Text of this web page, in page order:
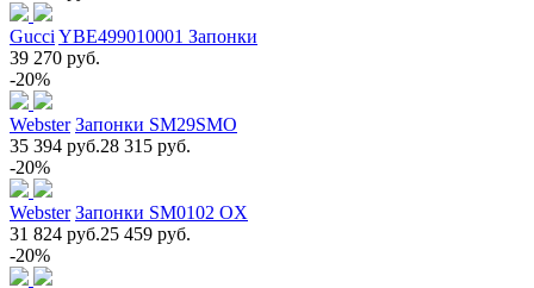
Gucci YBE499010001 Запонки
39 270 руб.
-20%
Webster Запонки SM29SMO
35 394 руб.28 315 руб.
-20%
Webster Запонки SM0102 OX
31 824 руб.25 459 руб.
-20%